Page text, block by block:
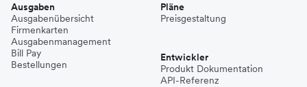
Ausgaben
Ausgabenübersicht
Firmenkarten
Ausgabenmanagement
Bill Pay
Bestellungen
Pläne
Preisgestaltung
Entwickler
Produkt Dokumentation
API-Referenz